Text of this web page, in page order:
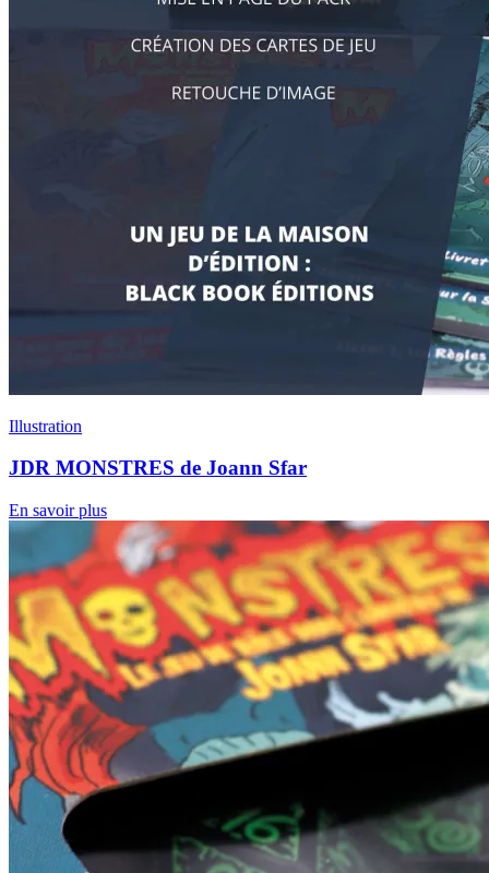
Illustration
JDR MONSTRES de Joann Sfar
En savoir plus